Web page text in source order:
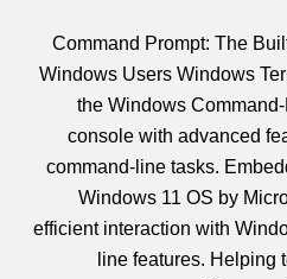
Command Prompt: The
Windows Users Windows
the Windows
console with advanced
command-line tasks.
Windows 11 OS by
efficient interaction with
line features. Helping